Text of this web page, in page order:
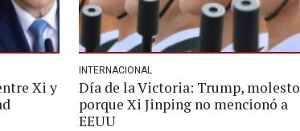
Xi y
INTERNACIONAL
Día de la Victoria: Trump, molesto
porque Xi Jinping no mencionó a
EEUU